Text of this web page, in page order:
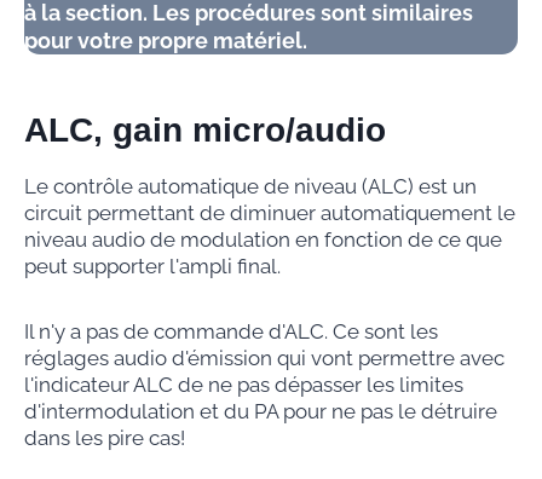
à la section. Les procédures sont similaires
pour votre propre matériel.
ALC, gain micro/audio
Le contrôle automatique de niveau (ALC) est un
circuit permettant de diminuer automatiquement le
niveau audio de modulation en fonction de ce que
peut supporter l'ampli final.
Il n'y a pas de commande d'ALC. Ce sont les
réglages audio d'émission qui vont permettre avec
l'indicateur ALC de ne pas dépasser les limites
d'intermodulation et du PA pour ne pas le détruire
dans les pire cas!